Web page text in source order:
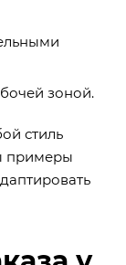
зоной.
стиль
примеры